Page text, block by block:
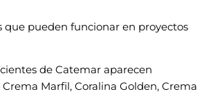
que pueden funcionar en proyectos
de Catemar aparecen
Marfil, Coralina Golden, Crema